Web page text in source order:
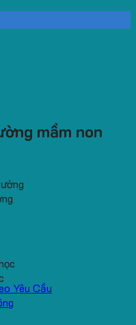
Yêu Cầu
mầm non